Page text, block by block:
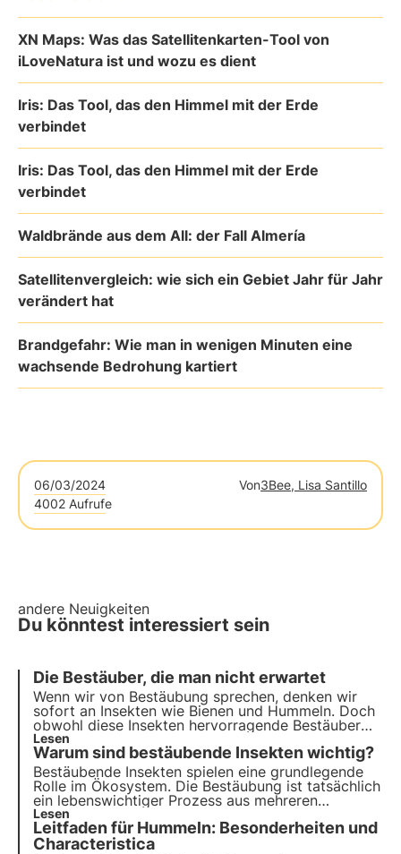
XN Maps: Was das Satellitenkarten-Tool von
iLoveNatura ist und wozu es dient
Iris: Das Tool, das den Himmel mit der Erde
verbindet
Iris: Das Tool, das den Himmel mit der Erde
verbindet
Waldbrände aus dem All: der Fall Almería
Satellitenvergleich: wie sich ein Gebiet Jahr für Jahr
verändert hat
Brandgefahr: Wie man in wenigen Minuten eine
wachsende Bedrohung kartiert
06/03/2024 Von3Bee, Lisa Santillo
4002 Aufrufe
andere Neuigkeiten
Du könntest interessiert sein
Die Bestäuber, die man nicht erwartet
Wenn wir von Bestäubung sprechen, denken wir
sofort an Insekten wie Bienen und Hummeln. Doch
obwohl diese Insekten hervorragende Bestäuber
sind, sind sie nicht die einzigen, die zu dieser
wichtigen Ökosystemleistung beitragen.
Lesen
Warum sind bestäubende Insekten wichtig?
Bestäubende Insekten spielen eine grundlegende
Rolle im Ökosystem. Die Bestäubung ist tatsächlich
ein lebenswichtiger Prozess aus mehreren
Gründen. Lassen Sie uns dies in diesem Artikel
gemeinsam entdecken, indem wir einige
interessante Fakten vertiefen, einschließlich der
Lesen
Leitfaden für Hummeln: Besonderheiten und
Characteristica